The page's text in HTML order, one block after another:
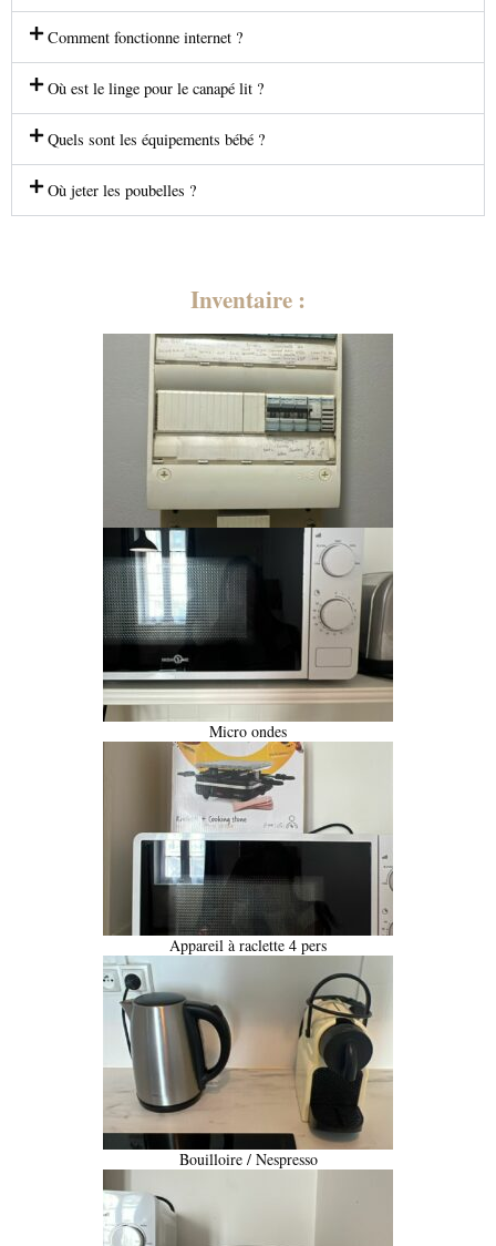
Comment fonctionne internet ?
Où est le linge pour le canapé lit ?
Quels sont les équipements bébé ?
Où jeter les poubelles ?
Inventaire :
Micro ondes
Appareil à raclette 4 pers
Bouilloire / Nespresso